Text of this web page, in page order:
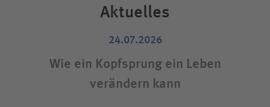
Aktuelles
24.07.2026
Wie ein Kopfsprung ein Leben
verändern kann